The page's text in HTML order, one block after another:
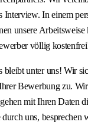
Interview. In einem
unsere Arbeitsweise
völlig
bleibt unter uns! Wir
Bewerbung zu.
mit Ihren Daten
durch uns,